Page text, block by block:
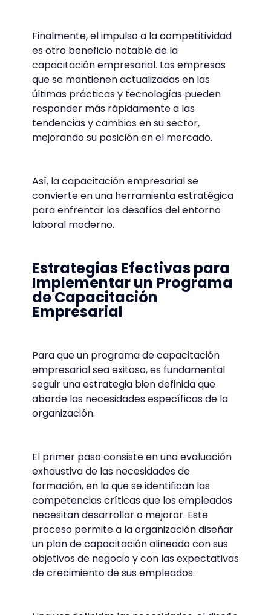
Finalmente, el impulso a la competitividad
es otro beneficio notable de la
capacitación empresarial. Las empresas
que se mantienen actualizadas en las
últimas prácticas y tecnologías pueden
responder más rápidamente a las
tendencias y cambios en su sector,
mejorando su posición en el mercado.
Así, la capacitación empresarial se
convierte en una herramienta estratégica
para enfrentar los desafíos del entorno
laboral moderno.
Estrategias Efectivas para
Implementar un Programa
de Capacitación
Empresarial
Para que un programa de capacitación
empresarial sea exitoso, es fundamental
seguir una estrategia bien definida que
aborde las necesidades específicas de la
organización.
El primer paso consiste en una evaluación
exhaustiva de las necesidades de
formación, en la que se identifican las
competencias críticas que los empleados
necesitan desarrollar o mejorar. Este
proceso permite a la organización diseñar
un plan de capacitación alineado con sus
objetivos de negocio y con las expectativas
de crecimiento de sus empleados.